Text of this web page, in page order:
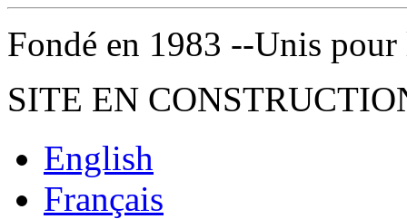
Fondé en 1983 --Unis
SITE EN
English
Français